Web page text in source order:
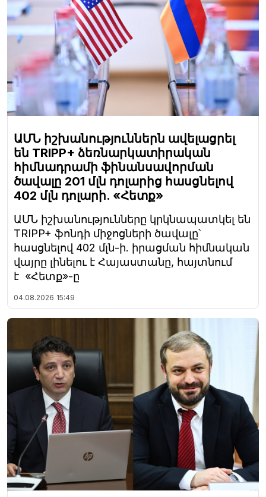
ԱՄՆ իշխանություններն ավելացրել
են TRIPP+ ձեռնարկատիրական
հիմնադրամի ֆինանսավորման
ծավալը 201 մլն դոլարից հասցնելով
402 մլն դոլարի. «Հետք»
ԱՄՆ իշխանությունները կրկնապատկել են
TRIPP+ ֆոնդի միջոցների ծավալը՝
հասցնելով 402 մլն-ի. իրացման հիմնական
վայրը լինելու է Հայաստանը, հայտնում
է «Հետք»-ը
04.08.2026 15:49